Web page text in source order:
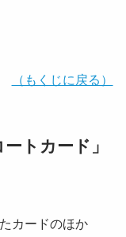
（もくじに戻る）
トカード」
カードのほか